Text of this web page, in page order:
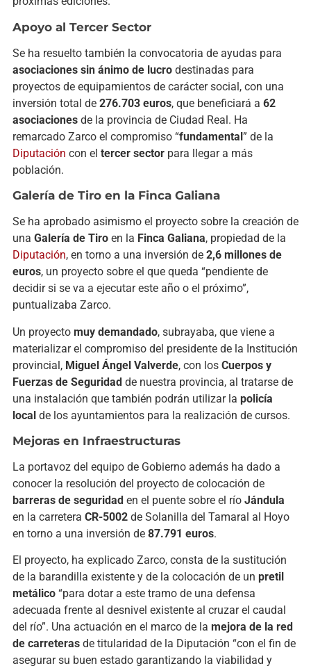
Apoyo al Tercer Sector
Se ha resuelto también la convocatoria de ayudas para
asociaciones sin ánimo de lucrodestinadas para
proyectos de equipamientos de carácter social, con una
inversión total de 276.703 euros, que beneficiará a 62
asociacionesde la provincia de Ciudad Real. Ha
remarcado Zarco el compromiso “fundamental” de la
Diputación con el tercer sectorpara llegar a más
población.
Galería de Tiro en la Finca Galiana
Se ha aprobado asimismo el proyecto sobre la creación de
una Galería de Tiroen la Finca Galiana, propiedad de la
Diputación, en torno a una inversión de 2,6 millones de
euros, un proyecto sobre el que queda “pendiente de
decidir si se va a ejecutar este año o el próximo”,
puntualizaba Zarco.
Un proyecto muy demandado, subrayaba, que viene a
materializar el compromiso del presidente de la Institución
provincial, Miguel Ángel Valverde, con los Cuerpos y
Fuerzas de Seguridadde nuestra provincia, al tratarse de
una instalación que también podrán utilizar la policía
localde los ayuntamientos para la realización de cursos.
Mejoras en Infraestructuras
La portavoz del equipo de Gobierno además ha dado a
conocer la resolución del proyecto de colocación de
barreras de seguridaden el puente sobre el río Jándula
en la carretera CR-5002de Solanilla del Tamaral al Hoyo
en torno a una inversión de 87.791 euros.
El proyecto, ha explicado Zarco, consta de la sustitución
de la barandilla existente y de la colocación de un pretil
metálico“para dotar a este tramo de una defensa
adecuada frente al desnivel existente al cruzar el caudal
del río”. Una actuación en el marco de la mejora de la red
de carreterasde titularidad de la Diputación “con el fin de
asegurar su buen estado garantizando la viabilidad y